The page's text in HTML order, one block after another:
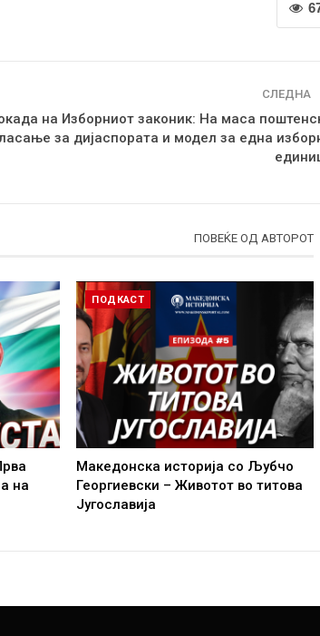
СЛЕДНА
на Изборниот законик: На маса
за дијаспората и модел за една
ПОВЕЌЕ ОД АВТОРОТ
на
ПОДКАСТ
Македонска историја со Љубчо
Георгиевски – Животот во титова
Југославија